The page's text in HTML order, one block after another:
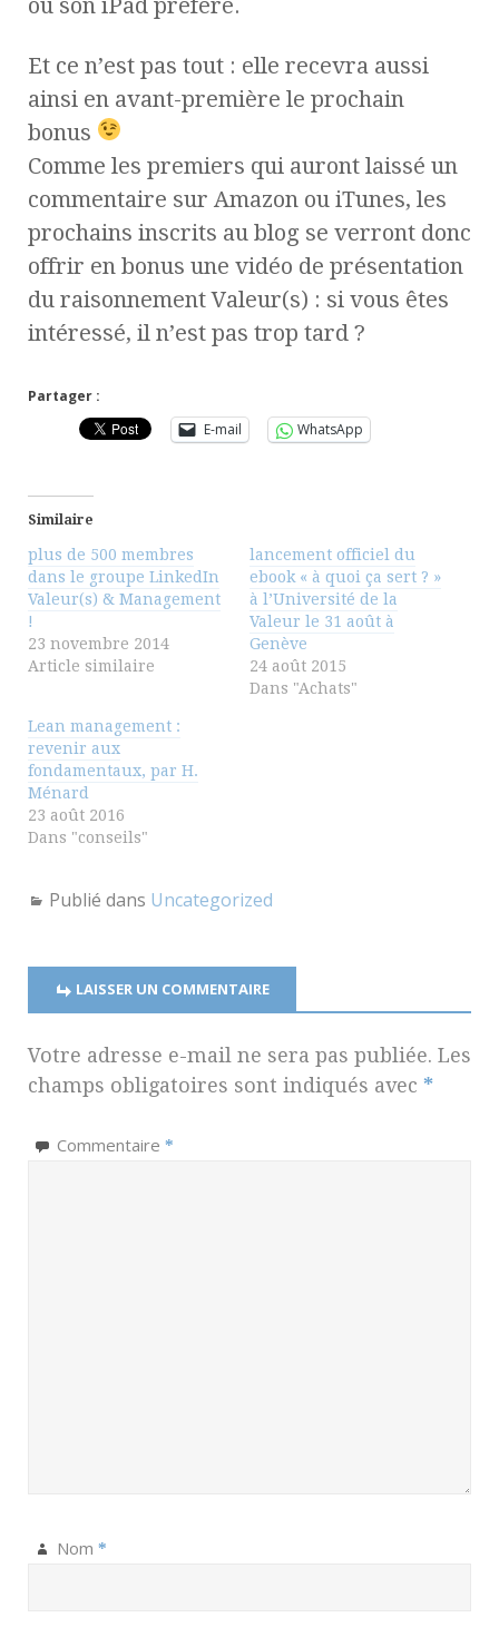
ou son iPad préféré.
Et ce n’est pas tout : elle recevra aussi
ainsi en avant-première le prochain
bonus
Comme les premiers qui auront laissé un
commentaire sur Amazon ou iTunes, les
prochains inscrits au blog se verront donc
offrir en bonus une vidéo de présentation
du raisonnement Valeur(s) : si vous êtes
intéressé, il n’est pas trop tard ?
Partager :
E-mail
WhatsApp
Similaire
plus de 500 membres
dans le groupe LinkedIn
Valeur(s) & Management
!
23 novembre 2014
Article similaire
lancement officiel du
ebook « à quoi ça sert ? »
à l’Université de la
Valeur le 31 août à
Genève
24 août 2015
Dans "Achats"
Lean management :
revenir aux
fondamentaux, par H.
Ménard
23 août 2016
Dans "conseils"
Publié dans Uncategorized
LAISSER UN COMMENTAIRE
Votre adresse e-mail ne sera pas publiée. Les
champs obligatoires sont indiqués avec *
Commentaire *
Nom *